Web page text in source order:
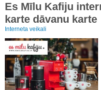
Es Mīlu Kafiju
karte dāvanu karte
Interneta veikali